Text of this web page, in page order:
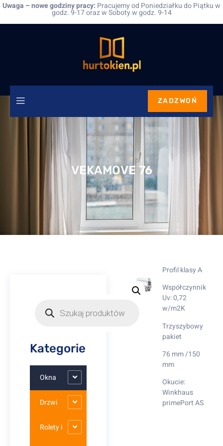
Uwaga – nowe godziny pracy: Pracujemy od Poniedziałku do Piątku w
godz. 9-17 oraz w Soboty w godz. 9-14
ZADZWOŃ
VEKAMOVE 76
Kategorie
Okna
Drzwi
Rolety i
Profil klasy A
Współczynnik
Uv: 0,72
w/m2K
Trzyszybowy
pakiet
76 mm /150
mm
Okucie:
Winkhaus
primePort AS